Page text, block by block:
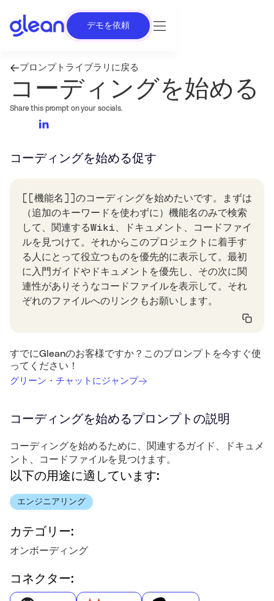
デモを依頼
プロンプトライブラリに戻る
コーディングを始める
Share this prompt on your socials.
コーディングを始める促す
[[機能名]]のコーディングを始めたいです。まずは
（追加のキーワードを使わずに）機能名のみで検索
して、関連するWiki、ドキュメント、コードファイ
ルを見つけて。それからこのプロジェクトに着手す
る人にとって役立つものを優先的に表示して。最初
に入門ガイドやドキュメントを優先し、その次に関
連性がありそうなコードファイルを表示して。それ
ぞれのファイルへのリンクもお願いします。
すでにGleanのお客様ですか？このプロンプトを今すぐ使
ってください！
グリーン・チャットにジャンプ
コーディングを始めるプロンプトの説明
コーディングを始めるために、関連するガイド、ドキュメ
ント、コードファイルを見つけます。
以下の用途に適しています:
エンジニアリング
カテゴリー:
オンボーディング
コネクター: